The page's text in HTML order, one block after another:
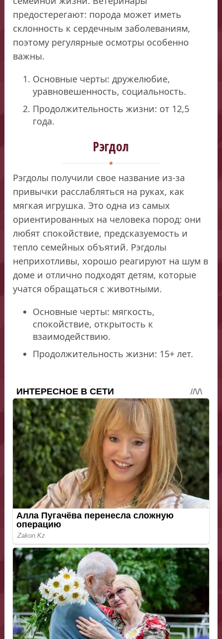
предостерегают: порода может иметь
склонность к сердечным заболеваниям,
поэтому регулярные осмотры особенно
важны.
Основные черты: дружелюбие,
уравновешенность, социальность.
Продолжительность жизни: от 12,5
года.
Рэгдол
Рэгдолы получили свое название из-за
привычки расслабляться на руках, как
мягкая игрушка. Это одна из самых
ориентированных на человека пород: они
любят спокойствие, предсказуемость и
тепло семейных объятий. Рэгдолы
неприхотливы, хорошо реагируют на шум в
доме и отлично подходят детям, которые
учатся обращаться с животными.
Основные черты: мягкость,
спокойствие, открытость к
взаимодействию.
Продолжительность жизни: 15+ лет.